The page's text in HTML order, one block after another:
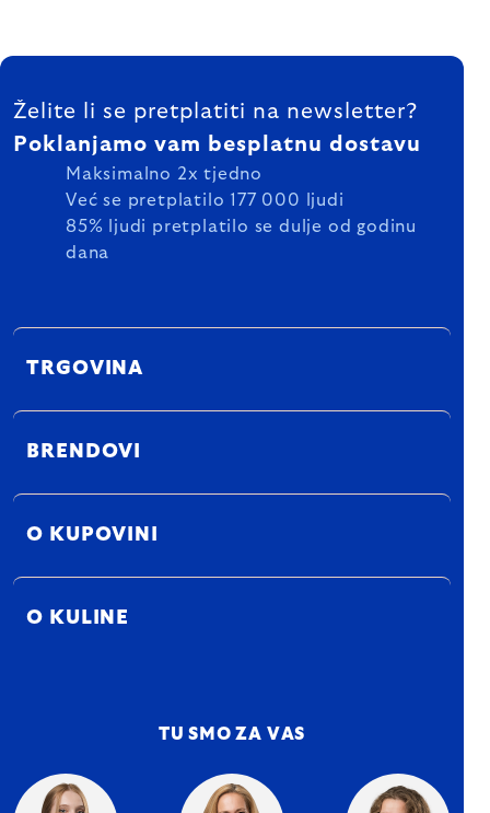
FOOTER
Želite li se pretplatiti na newsletter?
Poklanjamo vam besplatnu dostavu
Maksimalno 2x tjedno
Već se pretplatilo 177 000 ljudi
85% ljudi pretplatilo se dulje od godinu
dana
TRGOVINA
BRENDOVI
O KUPOVINI
O KULINE
TU SMO ZA VAS